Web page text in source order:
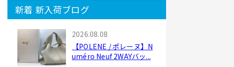
新着 新入荷ブログ
2026.08.08
【POLENE / ポレーヌ】N
uméro Neuf 2WAYバッ...